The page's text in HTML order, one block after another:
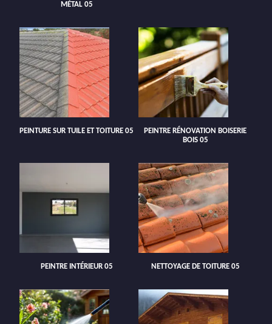
MÉTAL 05
PEINTURE SUR TUILE ET TOITURE 05
PEINTRE RÉNOVATION BOISERIE
BOIS 05
PEINTRE INTÉRIEUR 05 NETTOYAGE DE TOITURE 05